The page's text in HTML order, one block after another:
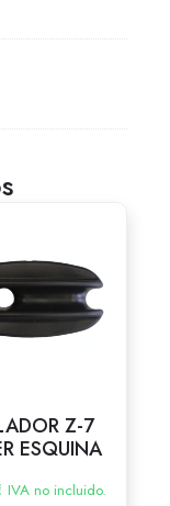
Z-7
ESQUINA
IVA no incluido.